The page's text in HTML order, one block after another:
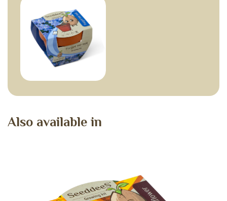
Also availablein